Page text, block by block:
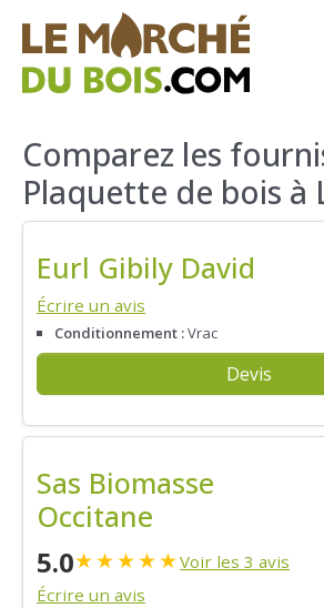
CHAUFFAGE AU BOIS
FAQ
TROUVER SON FOURNISSEUR
BLOG
Comparez les
Plaquette de bois à
Eurl Gibily David
Écrire un avis
Conditionnement :Vrac
Devis
Sas Biomasse
Occitane
5.0★★★★★Voir les 3 avis
Écrire un avis